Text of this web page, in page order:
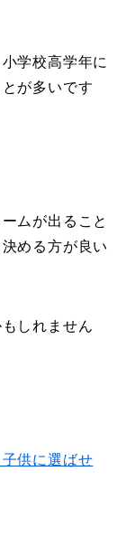
学校高学年に
が多いです
ムが出ること
める方が良い
しれません
供に選ばせ